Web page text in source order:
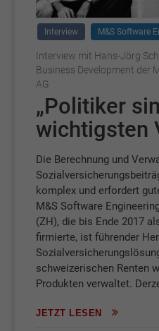
Interview M&S Software
Interview mit Hans-Jörg
Business Development der
AG
„Politiker
wichtigsten
Die Berechnung und
komplex und erfordert
M&S Software
(ZH), die bis Ende 2017
firmierte, ist führender
schweizerischen Renten
Produkten verwaltet.
JETZT LESEN